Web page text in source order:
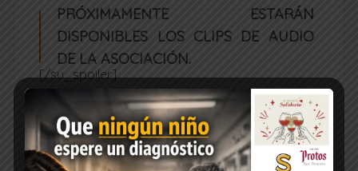
PRÓXIMAMENTE ESTARÁN
DISPONIBLES LOS CLIPS DE AUDIO
DE LA ASOCIACIÓN.
[/su_spoiler]
[/su_accordion]